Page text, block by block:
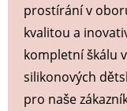
prostírání v
kvalitou a
kompletní škálu
silikonových
pro naše